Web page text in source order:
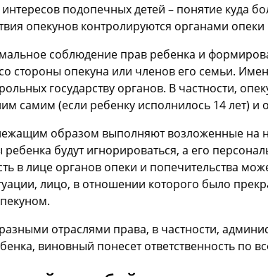
подопечных детей – понятие куда
опекунов контролируются органами
соблюдение прав ребенка и
стороны опекуна или членов его семьи.
государству органов. В частности,
самим (если ребенку исполнилось 14 лет) и
образом выполняют возложенные на
ребенка будут игнорироваться, а его
в лице органов опеки и попечительства
лицо, в отношении которого было
отраслями права, в частности,
виновный понесет ответственность по